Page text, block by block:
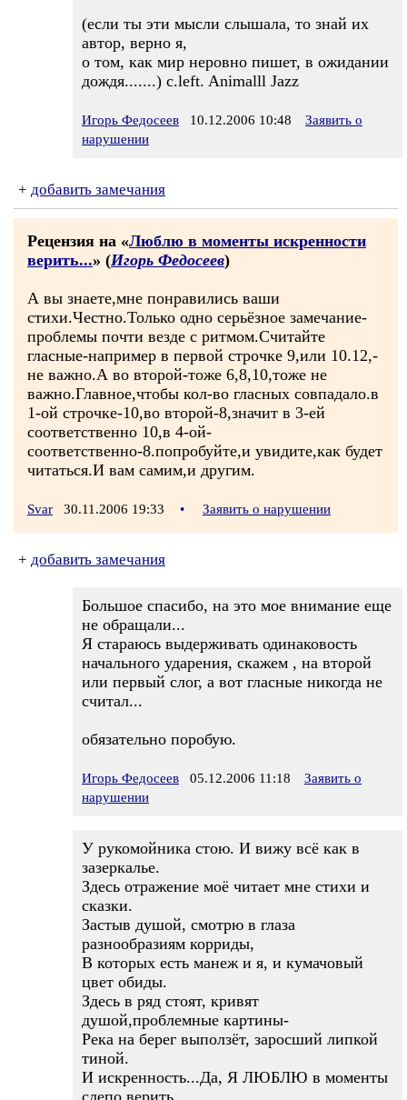
(если ты эти мысли слышала, то знай их
автор, верно я,
о том, как мир неровно пишет, в ожидании
дождя.......) с.left. Animalll Jazz
Игорь Федосеев 10.12.2006 10:48
Заявить о
нарушении
+ добавить замечания
Рецензия на «Люблю в моменты искренности
верить...» (Игорь Федосеев)
А вы знаете,мне понравились ваши
стихи.Честно.Только одно серьёзное замечание-
проблемы почти везде с ритмом.Считайте
гласные-например в первой строчке 9,или 10.12,-
не важно.А во второй-тоже 6,8,10,тоже не
важно.Главное,чтобы кол-во гласных совпадало.в
1-ой строчке-10,во второй-8,значит в 3-ей
соответственно 10,в 4-ой-
соответственно-8.попробуйте,и увидите,как будет
читаться.И вам самим,и другим.
Svar 30.11.2006 19:33 • Заявить о нарушении
+ добавить замечания
Большое спасибо, на это мое внимание еще
не обращали...
Я стараюсь выдерживать одинаковость
начального ударения, скажем , на второй
или первый слог, а вот гласные никогда не
считал...
обязательно поробую.
Игорь Федосеев 05.12.2006 11:18
Заявить о
нарушении
У рукомойника стою. И вижу всё как в
зазеркалье.
Здесь отражение моё читает мне стихи и
сказки.
Застыв душой, смотрю в глаза
разнообразиям корриды,
В которых есть манеж и я, и кумачовый
цвет обиды.
Здесь в ряд стоят, кривят
душой,проблемные картины-
Река на берег выползёт, заросший липкой
тиной.
И искренность...Да, Я ЛЮБЛЮ в моменты
слепо верить..